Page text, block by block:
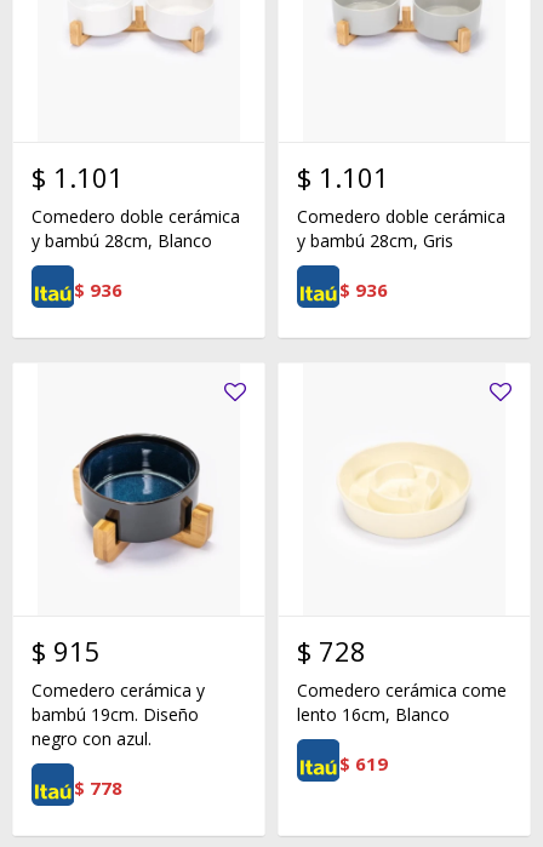
$ 1.101
Comedero doble cerámica
y bambú 28cm, Blanco
$ 936
$ 1.101
Comedero doble cerámica
y bambú 28cm, Gris
$ 936
$ 915
Comedero cerámica y
bambú 19cm. Diseño
negro con azul.
$ 778
$ 728
Comedero cerámica come
lento 16cm, Blanco
$ 619